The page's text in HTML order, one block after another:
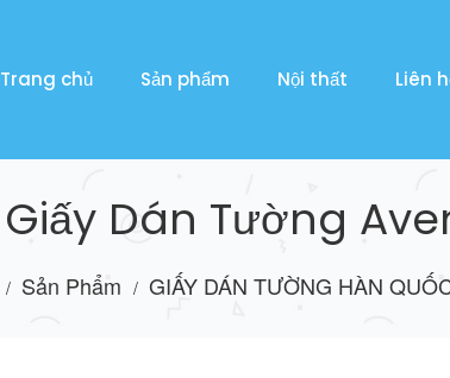
Trang chủ Sản phẩm Nội thất Liên
Giấy Dán Tường
/ Sản Phẩm / GIẤY DÁN TƯỜNG HÀN